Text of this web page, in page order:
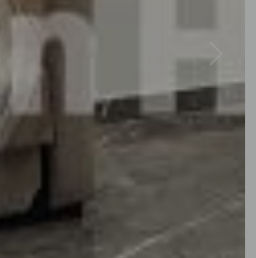
Next